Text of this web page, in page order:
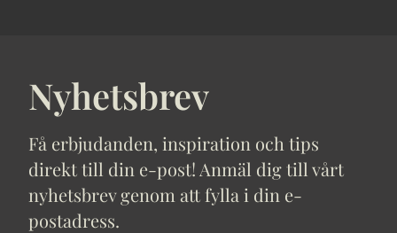
Nyhetsbrev
Få erbjudanden, inspiration och tips
direkt till din e-post! Anmäl dig till vårt
nyhetsbrev genom att fylla i din e-
postadress.